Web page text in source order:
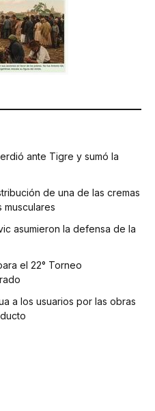
ante Tigre y sumó la
de una de las cremas
musculares
asumieron la defensa de la
el 22° Torneo
a los usuarios por las obras